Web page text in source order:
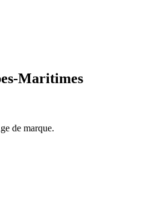
Maritimes
de marque.